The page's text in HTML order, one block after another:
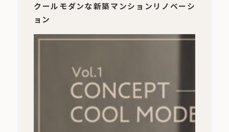
クールモダンな新築マンションリノベーシ
ョン